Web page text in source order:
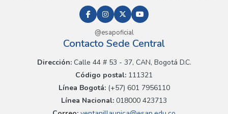
@esapoficial
Contacto Sede Central
Dirección:Calle 44 # 53 - 37, CAN, Bogotá D.C.
Código postal: 111321
Línea Bogotá:(+57) 601 7956110
Línea Nacional: 018000 423713